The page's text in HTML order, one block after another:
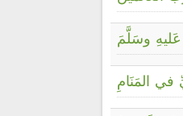
عَليهِ وسَلَّمَ
في المَنَامِ